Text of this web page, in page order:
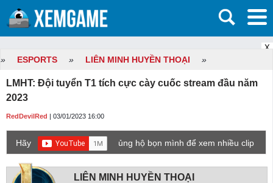
X
» ESPORTS » LIÊN MINH HUYỀN THOẠI »
LMHT: Đội tuyển T1 tích cực cày cuốc stream đầu năm
2023
RedDevilRed | 03/01/2023 16:00
Hãy
ủng hộ bọn mình để xem nhiều clip
LIÊN MINH HUYỀN THOẠI